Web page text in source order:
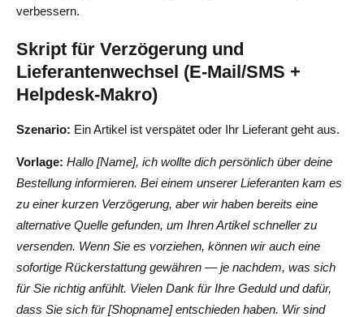
verbessern.
Skript für Verzögerung und
Lieferantenwechsel (E-Mail/SMS +
Helpdesk-Makro)
Szenario: Ein Artikel ist verspätet oder Ihr Lieferant geht aus.
Vorlage: Hallo [Name], ich wollte dich persönlich über deine
Bestellung informieren. Bei einem unserer Lieferanten kam es
zu einer kurzen Verzögerung, aber wir haben bereits eine
alternative Quelle gefunden, um Ihren Artikel schneller zu
versenden. Wenn Sie es vorziehen, können wir auch eine
sofortige Rückerstattung gewähren — je nachdem, was sich
für Sie richtig anfühlt. Vielen Dank für Ihre Geduld und dafür,
dass Sie sich für [Shopname] entschieden haben. Wir sind